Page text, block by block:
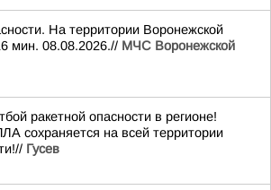
На территории Воронежской
мин. 08.08.2026.// МЧС Воронежской
ракетной опасности в регионе!
сохраняется на всей территории
Гусев